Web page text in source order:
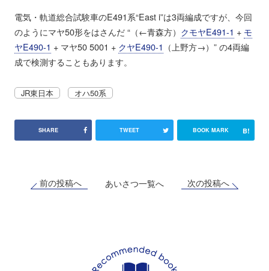
電気・軌道総合試験車のE491系“East i”は3両編成ですが、今回
のようにマヤ50形をはさんだ “（←青森方） クモヤE491-1 + モ
ヤE490-1 + マヤ50 5001 + クヤE490-1 （上野方→）” の4両編
成で検測することもあります。
JR東日本 オハ50系
SHARE TWEET BOOK MARK B!
前の投稿へ あいさつ一覧へ 次の投稿へ